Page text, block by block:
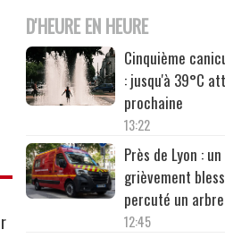
D'HEURE EN HEURE
Cinquième
: jusqu'à 39°C
prochaine
13:22
Près de Lyon :
grièvement
percuté un
12:45